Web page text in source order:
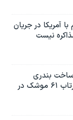
آمریکا در جریان
نیست
بندری
اودسا؛ زلنسکی از پرتاب ۶۱ موشک در